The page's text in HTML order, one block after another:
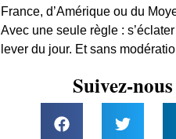
France, d’Amérique ou du
Avec une seule règle : s’éclater
lever du jour. Et sans
Suivez-nous